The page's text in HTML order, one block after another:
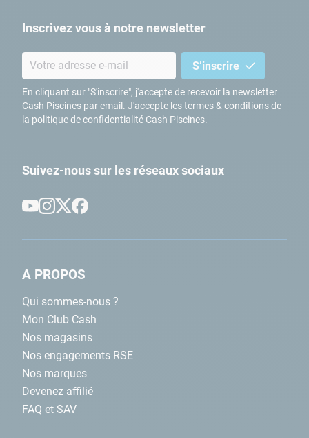
Inscrivez vous à notre newsletter
S’inscrire
En cliquant sur "S'inscrire", j'accepte de recevoir la newsletter
Cash Piscines par email. J'accepte les termes & conditions de
la politique de confidentialité Cash Piscines.
Suivez-nous sur les réseaux sociaux
A PROPOS
Qui sommes-nous ?
Mon Club Cash
Nos magasins
Nos engagements RSE
Nos marques
Devenez affilié
FAQ et SAV